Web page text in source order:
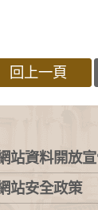
回上一頁
站資料開放
站安全政策